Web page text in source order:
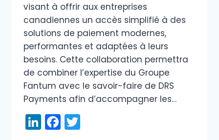
visant à offrir aux entreprises
canadiennes un accès simplifié à des
solutions de paiement modernes,
performantes et adaptées à leurs
besoins. Cette collaboration permettra
de combiner l’expertise du Groupe
Fantum avec le savoir-faire de DRS
Payments afin d’accompagner les…
LinkedIn
Facebook